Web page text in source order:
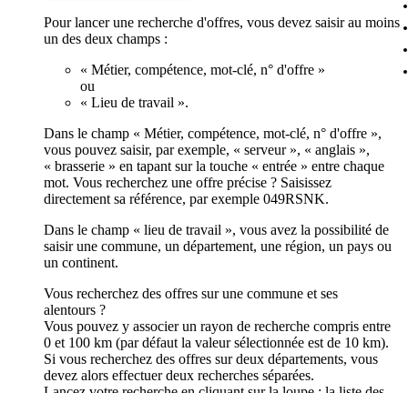
Pour lancer une recherche d'offres, vous devez saisir au moins
un des deux champs :
« Métier, compétence, mot-clé, n° d'offre »
ou
« Lieu de travail ».
Dans le champ « Métier, compétence, mot-clé, n° d'offre »,
vous pouvez saisir, par exemple, « serveur », « anglais »,
« brasserie » en tapant sur la touche « entrée » entre chaque
mot. Vous recherchez une offre précise ? Saisissez
directement sa référence, par exemple 049RSNK.
Dans le champ « lieu de travail », vous avez la possibilité de
saisir une commune, un département, une région, un pays ou
un continent.
Vous recherchez des offres sur une commune et ses
alentours ?
Vous pouvez y associer un rayon de recherche compris entre
0 et 100 km (par défaut la valeur sélectionnée est de 10 km).
Si vous recherchez des offres sur deux départements, vous
devez alors effectuer deux recherches séparées.